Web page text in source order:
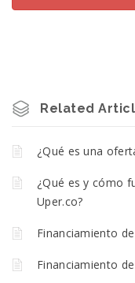
Related
¿Qué es una
¿Qué es y cómo
Uper.co?
Financiamiento
Financiamiento